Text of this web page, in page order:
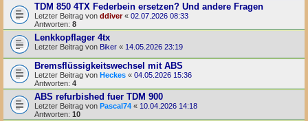
TDM 850 4TX Federbein ersetzen? Und andere Fragen
Letzter Beitrag von ddiver« 02.07.2026 08:33
Antworten: 8
Lenkkopflager 4tx
Letzter Beitrag von Biker « 14.05.2026 23:19
Bremsflüssigkeitswechsel mit ABS
Letzter Beitrag von Heckes « 04.05.2026 15:36
Antworten: 4
ABS refurbished fuer TDM 900
Letzter Beitrag von Pascal74 « 10.04.2026 14:18
Antworten: 10